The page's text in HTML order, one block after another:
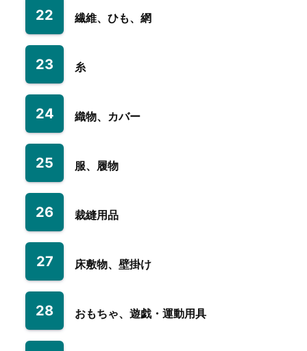
22 繊維、ひも、網
23 糸
24 織物、カバー
25 服、履物
26 裁縫用品
27 床敷物、壁掛け
28 おもちゃ、遊戯・運動用具